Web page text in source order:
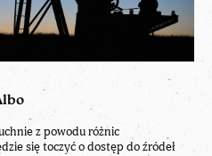
z powodu różnic
się toczyć o dostęp do źródeł